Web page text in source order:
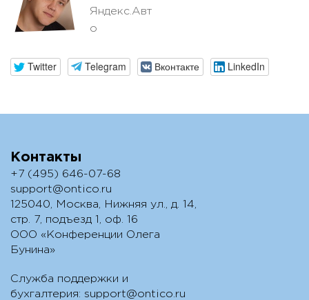
Яндекс.Авт
о
Twitter Telegram Вконтакте LinkedIn
Контакты
+7 (495) 646-07-68
support@ontico.ru
125040, Москва, Нижняя ул., д. 14,
стр. 7, подъезд 1, оф. 16
ООО «Конференции Олега
Бунина»
Служба поддержки и
бухгалтерия: support@ontico.ru